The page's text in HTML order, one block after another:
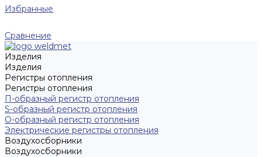
Избранные
Сравнение
Изделия
Изделия
Регистры отопления
Регистры отопления
П-образный регистр отопления
S-образный регистр отопления
O-образный регистр отопления
Электрические регистры отопления
Воздухосборники
Воздухосборники